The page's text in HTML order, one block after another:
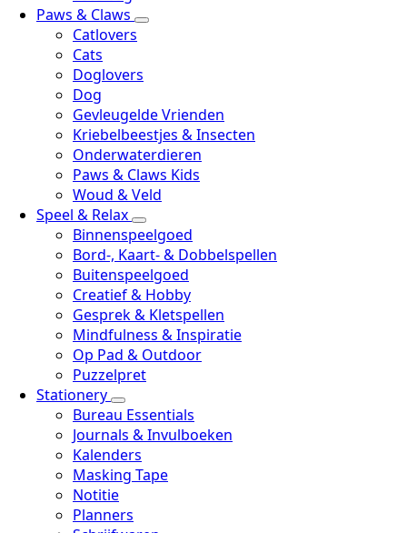
Paws & Claws
Catlovers
Cats
Doglovers
Dog
Gevleugelde Vrienden
Kriebelbeestjes & Insecten
Onderwaterdieren
Paws & Claws Kids
Woud & Veld
Speel & Relax
Binnenspeelgoed
Bord-, Kaart- & Dobbelspellen
Buitenspeelgoed
Creatief & Hobby
Gesprek & Kletspellen
Mindfulness & Inspiratie
Op Pad & Outdoor
Puzzelpret
Stationery
Bureau Essentials
Journals & Invulboeken
Kalenders
Masking Tape
Notitie
Planners